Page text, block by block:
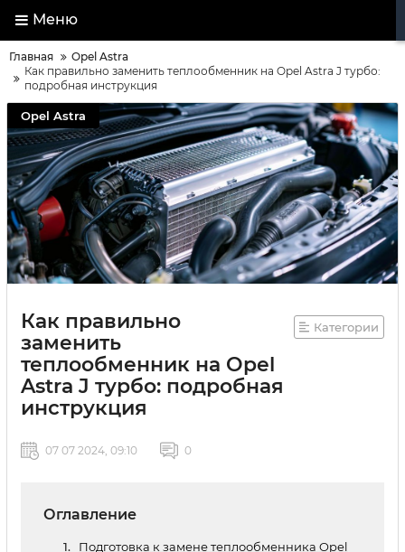
Меню
Главная
Opel Astra
Как правильно заменить теплообменник на Opel Astra J турбо:
подробная инструкция
Opel Astra
Как правильно
заменить
теплообменник на Opel
Astra J турбо: подробная
инструкция
Категории
07 07 2024, 09:10 0
Оглавление
Подготовка к замене теплообменника Opel